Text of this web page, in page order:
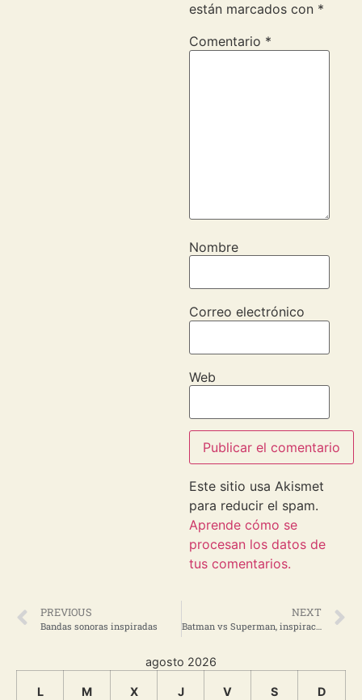
están marcados con *
Comentario *
Nombre
Correo electrónico
Web
Este sitio usa Akismet
para reducir el spam.
Aprende cómo se
procesan los datos de
tus comentarios.
PREVIOUS
Bandas sonoras inspiradas
NEXT
Batman vs Superman, inspiraciones
agosto 2026
L M X J V S D